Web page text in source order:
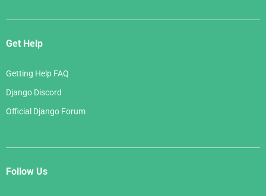
Get Help
Getting Help FAQ
Django Discord
Official Django Forum
Follow Us